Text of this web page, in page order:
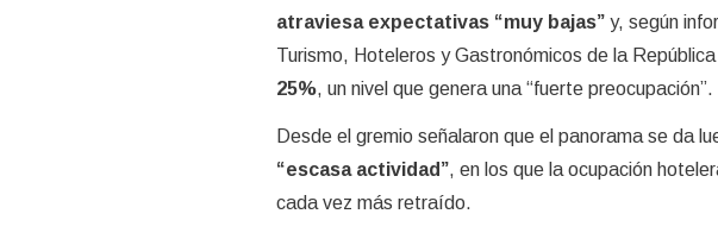
atraviesa expectativas “muy bajas”y, según
Turismo, Hoteleros y Gastronómicos de la
25%, un nivel que genera una “fuerte preocupación”.
Desde el gremio señalaron que el panorama se da
“escasa actividad”, en los que la ocupación
cada vez más retraído.